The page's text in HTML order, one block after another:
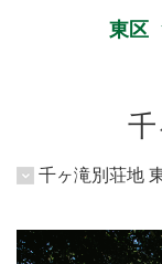
東区
千ヶ滝別荘地